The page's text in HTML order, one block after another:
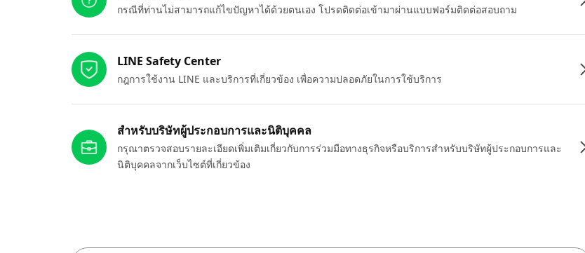
กรณีที่ท่านไม่สามารถแก้ไขปัญหาได้ด้วยตนเอง โปรดติดต่อเข้ามาผ่านแบบฟอร์มติดต่อสอบถาม
LINE Safety Center
กฎการใช้งาน LINE และบริการที่เกี่ยวข้อง เพื่อความปลอดภัยในการใช้บริการ
สำหรับบริษัทผู้ประกอบการและนิติบุคคล
กรุณาตรวจสอบรายละเอียดเพิ่มเติมเกี่ยวกับการร่วมมือทางธุรกิจหรือบริการสำหรับบริษัทผู้ประกอบการและ
นิติบุคคลจากเว็บไซต์ที่เกี่ยวข้อง